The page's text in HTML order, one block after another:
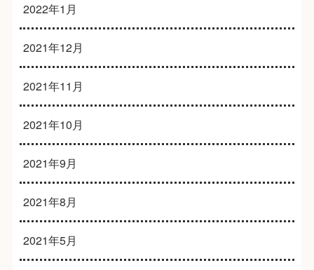
2022年1月
2021年12月
2021年11月
2021年10月
2021年9月
2021年8月
2021年5月